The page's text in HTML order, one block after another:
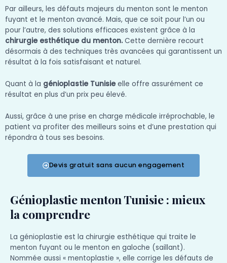
Par ailleurs, les défauts majeurs du menton sont le menton
fuyant et le menton avancé. Mais, que ce soit pour l’un ou
pour l’autre, des solutions efficaces existent grâce à la
chirurgie esthétique du menton. Cette dernière recourt
désormais à des techniques très avancées qui garantissent un
résultat à la fois satisfaisant et naturel.
Quant à la génioplastie Tunisie elle offre assurément ce
résultat en plus d’un prix peu élevé.
Aussi, grâce à une prise en charge médicale irréprochable, le
patient va profiter des meilleurs soins et d’une prestation qui
répondra à tous ses besoins.
Devis gratuit sans aucun engagement
Génioplastie menton Tunisie : mieux
la comprendre
La génioplastie est la chirurgie esthétique qui traite le
menton fuyant ou le menton en galoche (saillant).
Nommée aussi « mentoplastie », elle corrige les défauts de